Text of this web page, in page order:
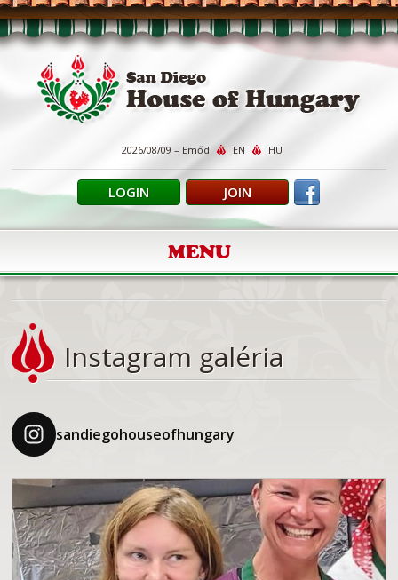
2026/08/09 – Emőd EN HU
LOGIN JOIN
MENU
Instagram galéria
sandiegohouseofhungary